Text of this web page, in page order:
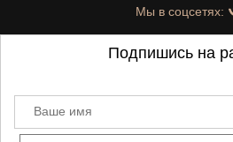
Мы в соцсетях:
©2021-2026 -
Подпишись на
Ваше имя